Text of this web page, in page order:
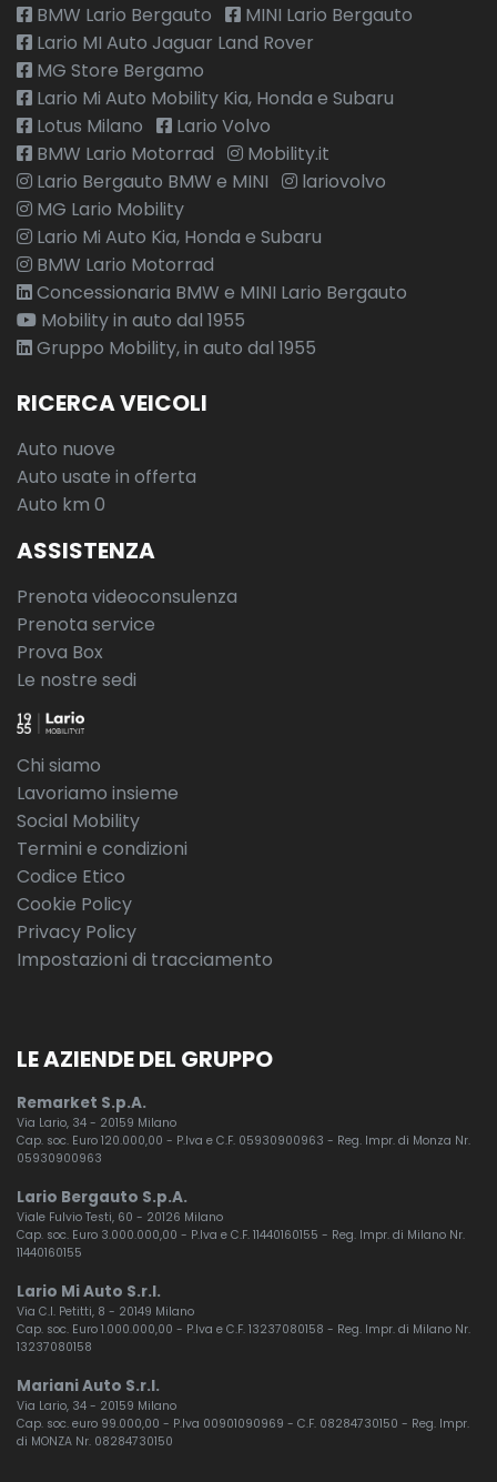
BMW Lario Bergauto
MINI Lario Bergauto
Lario MI Auto Jaguar Land Rover
MG Store Bergamo
Lario Mi Auto Mobility Kia, Honda e Subaru
Lotus Milano
Lario Volvo
BMW Lario Motorrad
Mobility.it
Lario Bergauto BMW e MINI
lariovolvo
MG Lario Mobility
Lario Mi Auto Kia, Honda e Subaru
BMW Lario Motorrad
Concessionaria BMW e MINI Lario Bergauto
Mobility in auto dal 1955
Gruppo Mobility, in auto dal 1955
RICERCA VEICOLI
Auto nuove
Auto usate in offerta
Auto km 0
ASSISTENZA
Prenota videoconsulenza
Prenota service
Prova Box
Le nostre sedi
Chi siamo
Lavoriamo insieme
Social Mobility
Termini e condizioni
Codice Etico
Cookie Policy
Privacy Policy
Impostazioni di tracciamento
LE AZIENDE DEL GRUPPO
Remarket S.p.A.
Via Lario, 34 - 20159 Milano
Cap. soc. Euro 120.000,00 - P.Iva e C.F. 05930900963 - Reg. Impr. di Monza Nr.
05930900963
Lario Bergauto S.p.A.
Viale Fulvio Testi, 60 - 20126 Milano
Cap. soc. Euro 3.000.000,00 - P.Iva e C.F. 11440160155 - Reg. Impr. di Milano Nr.
11440160155
Lario Mi Auto S.r.l.
Via C.I. Petitti, 8 - 20149 Milano
Cap. soc. Euro 1.000.000,00 - P.Iva e C.F. 13237080158 - Reg. Impr. di Milano Nr.
13237080158
Mariani Auto S.r.l.
Via Lario, 34 - 20159 Milano
Cap. soc. euro 99.000,00 - P.Iva 00901090969 - C.F. 08284730150 - Reg. Impr.
di MONZA Nr. 08284730150